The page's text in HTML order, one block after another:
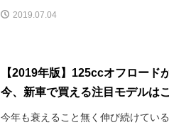
2019.07.04
【2019年版】125ccオフロード
今、新車で買える注目モデルは
今年も衰えること無く伸び続けてい